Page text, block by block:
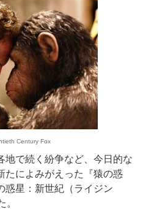
Century Fox
で続く紛争など、今日的な
たによみがえった『猿の惑
惑星：新世紀（ライジン
。